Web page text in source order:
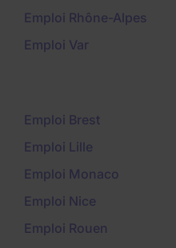
Emploi Rhône-Alpes
Emploi Var
Emploi Brest
Emploi Lille
Emploi Monaco
Emploi Nice
Emploi Rouen